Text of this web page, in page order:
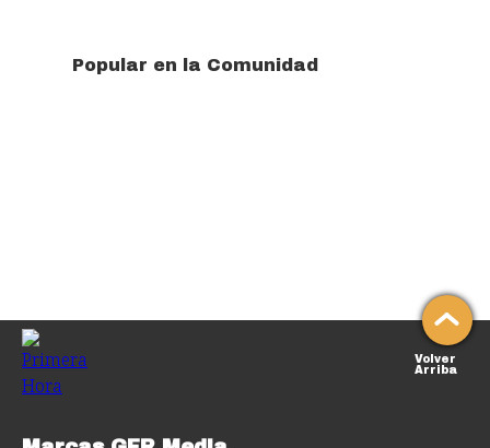
Popular en la Comunidad
Volver
Arriba